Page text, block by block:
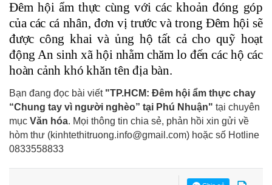
Đêm hội ẩm thực cùng với các khoản đóng góp
của các cá nhân, đơn vị trước và trong Đêm hội sẽ
được công khai và ủng hộ tất cả cho quỹ hoạt
động An sinh xã hội nhằm chăm lo đến các hộ các
hoàn cảnh khó khăn tên địa bàn.
Bạn đang đọc bài viết "TP.HCM: Đêm hội ẩm thực chay
“Chung tay vì người nghèo” tại Phú Nhuận" tại chuyên
mục Văn hóa. Mọi thông tin chia sẻ, phản hồi xin gửi về
hòm thư (kinhtethitruong.info@gmail.com) hoặc số Hotline
0833558833